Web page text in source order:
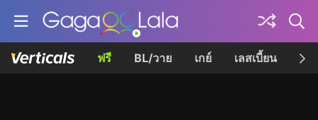
ฟรี BL/วาย เกย์ เลสเบี้ยน เค